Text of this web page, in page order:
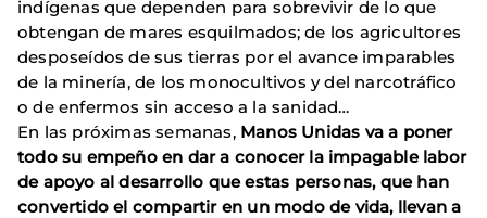
indígenas que dependen para sobrevivir de lo que
obtengan de mares esquilmados; de los agricultores
desposeídos de sus tierras por el avance imparables
de la minería, de los monocultivos y del narcotráfico
o de enfermos sin acceso a la sanidad…
En las próximas semanas, Manos Unidas va a poner
todo su empeño en dar a conocer la impagable labor
de apoyo al desarrollo que estas personas, que han
convertido el compartir en un modo de vida, llevan a